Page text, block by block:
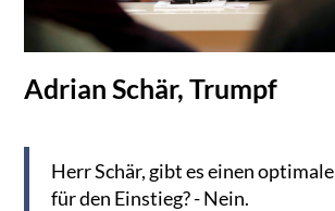
Adrian Schär, Trumpf
Herr Schär, gibt es einen
für den Einstieg? - Nein.